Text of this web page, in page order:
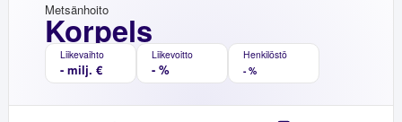
Korpels
Metsänhoito
Liikevaihto
- milj. €
Liikevoitto
- %
Henkilöstö
- %